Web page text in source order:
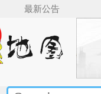
最新公告